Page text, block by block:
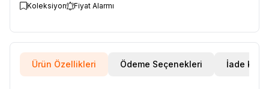
Koleksiyon Fiyat Alarmı
Ürün Özellikleri Ödeme Seçenekleri İade